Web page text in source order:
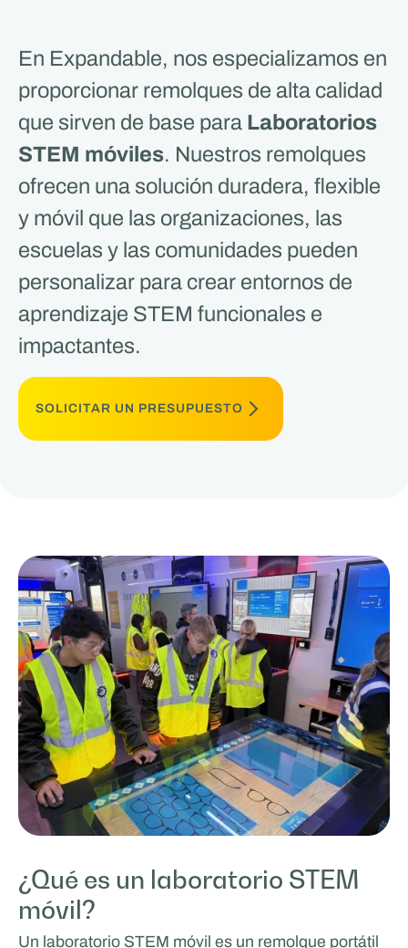
En Expandable, nos especializamos en
proporcionar remolques de alta calidad
que sirven de base para Laboratorios
STEM móviles. Nuestros remolques
ofrecen una solución duradera, flexible
y móvil que las organizaciones, las
escuelas y las comunidades pueden
personalizar para crear entornos de
aprendizaje STEM funcionales e
impactantes.
SOLICITAR UN PRESUPUESTO
¿Qué es un laboratorio STEM
móvil?
Un laboratorio STEM móvil es un remolque portátil